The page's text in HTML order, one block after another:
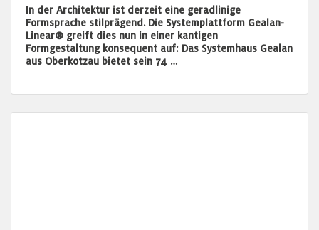
In der Architektur ist derzeit eine geradlinige
Formsprache stilprägend. Die Systemplattform Gealan-
Linear® greift dies nun in einer kantigen
Formgestaltung konsequent auf: Das Systemhaus Gealan
aus Oberkotzau bietet sein 74 …